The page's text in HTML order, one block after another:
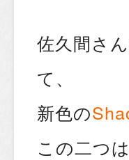
佐久間さ
て、
新色の
この二つ